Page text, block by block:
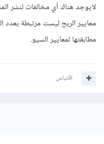
لايوجد هناك أي مخالفات لنشر
معايير الربح ليست مرتبطة بعدد
مطابقتها لمعايير السيو.
اقتباس